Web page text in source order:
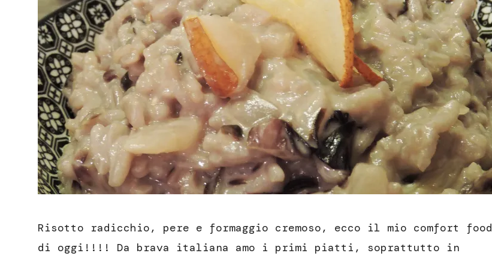
Risotto radicchio, pere e formaggio cremoso, ecco il mio comfort food
di oggi!!!! Da brava italiana amo i primi piatti, soprattutto in